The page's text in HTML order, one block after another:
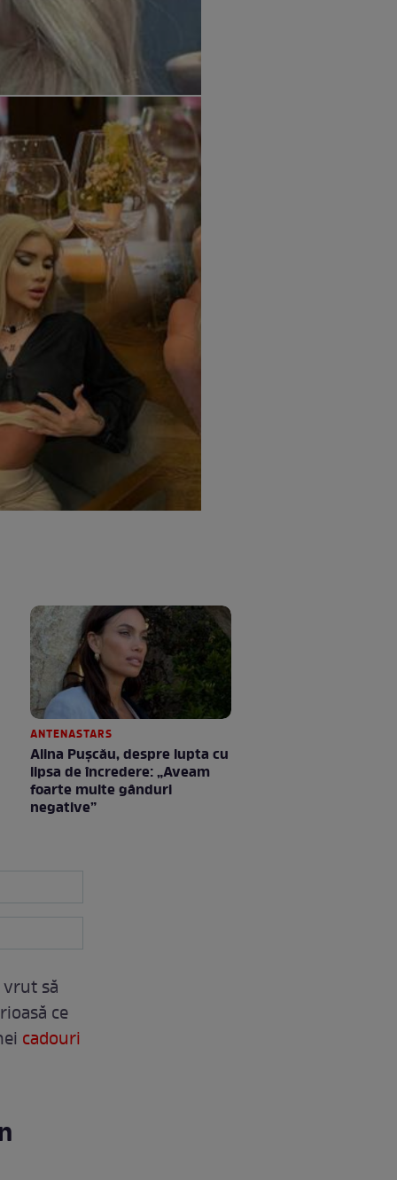
ANTENASTARS
Alina Pușcău, despre lupta cu
lipsa de încredere: „Aveam
foarte multe gânduri
negative”
să
ce
cadouri